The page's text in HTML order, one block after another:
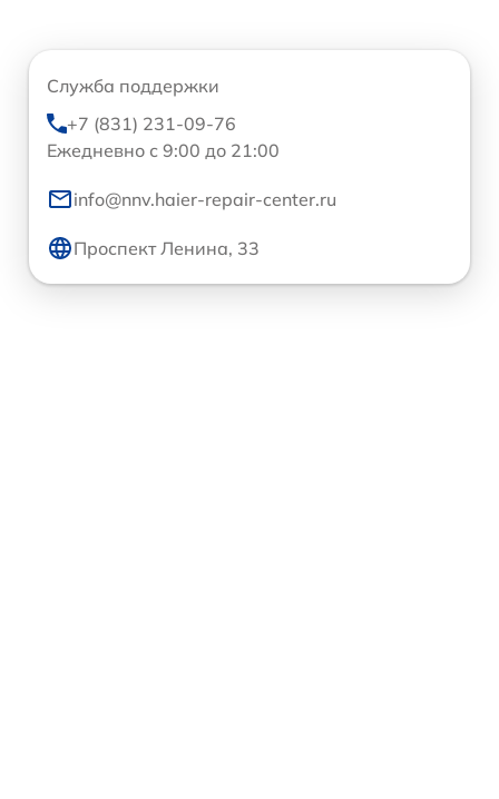
Служба поддержки
+7 (831) 231-09-76
Ежедневно с 9:00 до 21:00
info@nnv.haier-repair-center.ru
Проспект Ленина, 33